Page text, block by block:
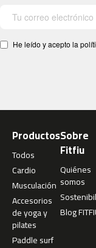
e
b
e
p
-
3
0
0
He leído y acepto la
Productos
Todos
Cardio
Musculación
Accesorios
de yoga y
pilates
Paddle surf
Sobre
Fitfiu
Quiénes
somos
Blog